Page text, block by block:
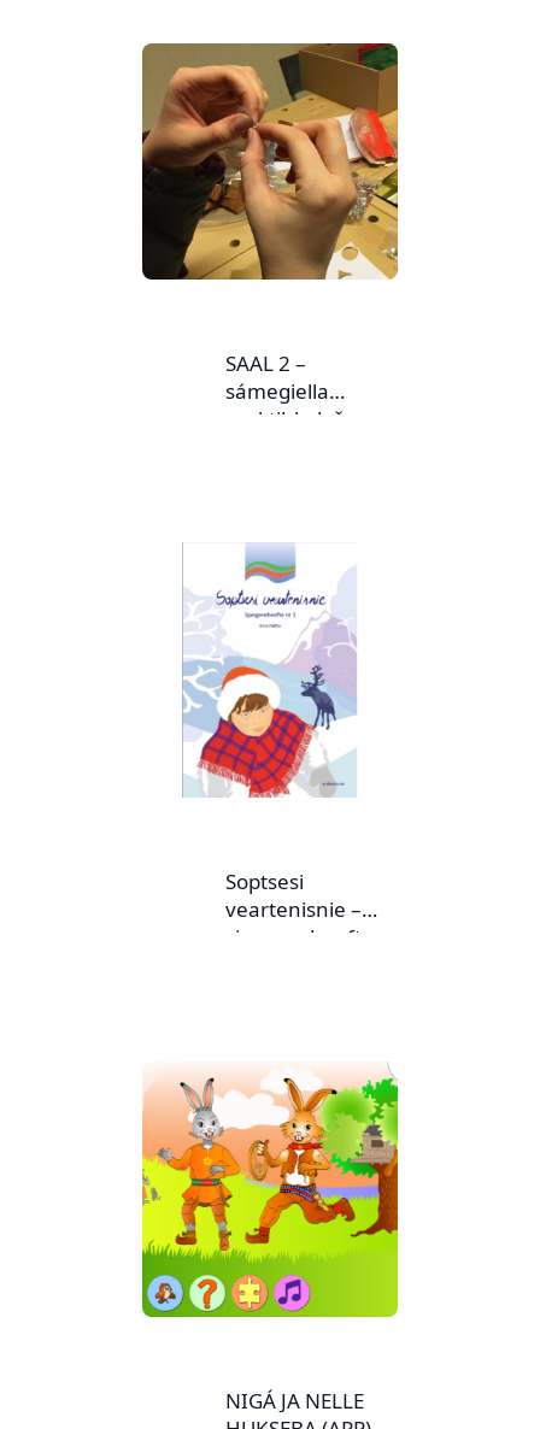
SAAL 2 –
sámegiella
praktihkalaš
Soptsesi
veartenisnie –
sjangereheefte nr.
NIGÁ JA NELLE